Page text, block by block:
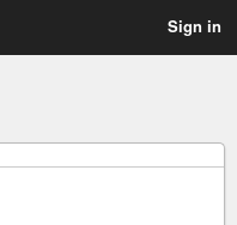
Sign in